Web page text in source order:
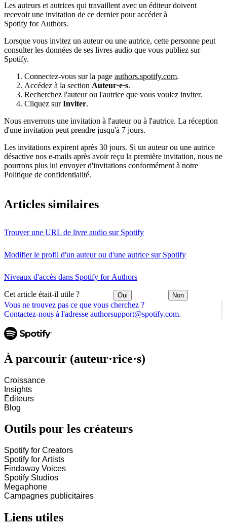
Vous ne trouvez pas ce que vous cherchez ?
Contactez-nous à l'adresse authorsupport@spotify.com.
Les auteurs et autrices qui travaillent avec un éditeur doivent
recevoir une invitation de ce dernier pour accéder à
Spotify for Authors.
Lorsque vous invitez un auteur ou une autrice, cette personne peut
consulter les données de ses livres audio que vous publiez sur
Spotify.
Connectez-vous sur la page authors.spotify.com.
Accédez à la section Auteur·e·s.
Recherchez l'auteur ou l'autrice que vous voulez inviter.
Cliquez surInviter.
Nous enverrons une invitation à l'auteur ou à l'autrice. La réception
d'une invitation peut prendre jusqu'à 7 jours.
Les invitations expirent après 30 jours. Si un auteur ou une autrice
désactive nos e-mails après avoir reçu la première invitation, nous ne
pourrons plus lui envoyer d'invitations conformément à notre
Politique de confidentialité.
Articles similaires
Trouver une URL de livre audio sur Spotify
Modifier le profil d'un auteur ou d'une autrice sur Spotify
Niveaux d'accès dans Spotify for Authors
Cet article était-il utile ? Oui Non
À parcourir (auteur·rice·s)
Croissance
Insights
Éditeurs
Blog
Outils pour les créateurs
Spotify for Creators
Spotify for Artists
Findaway Voices
Spotify Studios
Megaphone
Campagnes publicitaires
Liens utiles